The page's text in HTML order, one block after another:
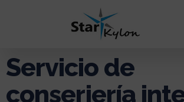
Servicio de
conserjería